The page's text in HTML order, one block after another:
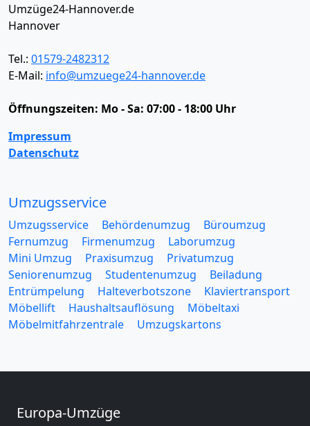
Umzüge24-Hannover.de
Hannover
Tel.: 01579-2482312
E-Mail: info@umzuege24-hannover.de
Öffnungszeiten: Mo - Sa: 07:00 - 18:00 Uhr
Impressum
Datenschutz
Umzugsservice
Umzugsservice Behördenumzug
Büroumzug
Fernumzug
Firmenumzug
Laborumzug
Mini Umzug
Praxisumzug
Privatumzug
Seniorenumzug
Studentenumzug
Beiladung
Entrümpelung
Halteverbotszone
Klaviertransport
Möbellift
Haushaltsauflösung
Möbeltaxi
Möbelmitfahrzentrale
Umzugskartons
Europa-Umzüge